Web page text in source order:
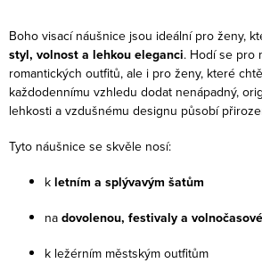
Boho visací náušnice jsou ideální pro ženy,
styl, volnost a lehkou eleganci. Hodí se pro
romantických outfitů, ale i pro ženy, které
každodennímu vzhledu dodat nenápadný,
lehkosti a vzdušnému designu působí
Tyto náušnice se skvěle nosí:
k letním a splývavým šatům
na dovolenou, festivaly a
k ležérním městským outfitům